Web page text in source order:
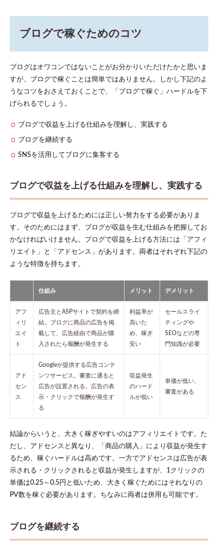
ブログで稼ぐためのコツ
ブログはオワコンではないことがお分かりいただけたかと思いま
すが、ブログで稼ぐことは簡単ではありません。しかし下記のよ
うなコツをおさえておくことで、「ブログで稼ぐ」ハードルを下
げられるでしょう。
ブログで収益を上げる仕組みを理解し、実践する
ブログを継続する
SNSを活用してブログに集客する
ブログで収益を上げる仕組みを理解し、実践する
ブログで収益を上げるためには正しい努力をする必要がありま
す。そのためにはまず、ブログが収益を生む仕組みを把握してお
かなければいけません。ブログで収益を上げる方法には「アフィ
リエイト」と「アドセンス」があります。両者はそれぞれ下記の
ような特徴を持ちます。
仕組み メリット デメリット
アフ
ィリ
エイ
ト
広告主とASPサイトで契約を締
結。ブログに商品の広告を掲
載して、広告経由で商品が購
入されたら報酬が発生する
利益率が
高いた
め、稼ぎ
安い
セールスライ
ティングや
SEOなどの専
門知識が必要
アド
セン
ス
Googleが提供する広告コンテ
ンツサービス。審査に通ると
広告が設置される。広告の表
示・クリックで報酬が発生す
る
収益発生
のハード
ルが低い
単価が低い、
審査がある
結論からいうと、大きく稼ぎやすいのはアフィリエイトです。た
だし、アドセンスと異なり、「商品の購入」により収益が発生す
るため、稼ぐハードルは高めです。一方でアドセンスは広告が表
示される・クリックされると収益が発生しますが、1クリックの
単価は0.25～0.5円と低いため、大きく稼ぐためにはそれなりの
PV数を稼ぐ必要があります。ちなみに両者は併用も可能です。
ブログを継続する